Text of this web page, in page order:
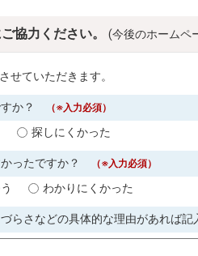
協力ください。 (今後のホームペ
せていただきます。
すか？ （※入力必須）
探しにくかった
かったですか？ （※入力必須）
わかりにくかった
らさなどの具体的な理由があれば記